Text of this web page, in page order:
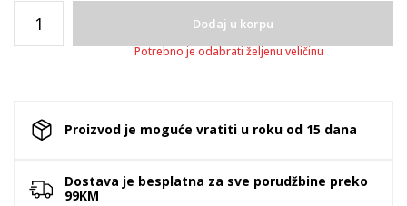
Dodaj u korpu
Potrebno je odabrati željenu veličinu
Proizvod je moguće vratiti u roku od 15 dana
Dostava je besplatna za sve porudžbine preko
99KM